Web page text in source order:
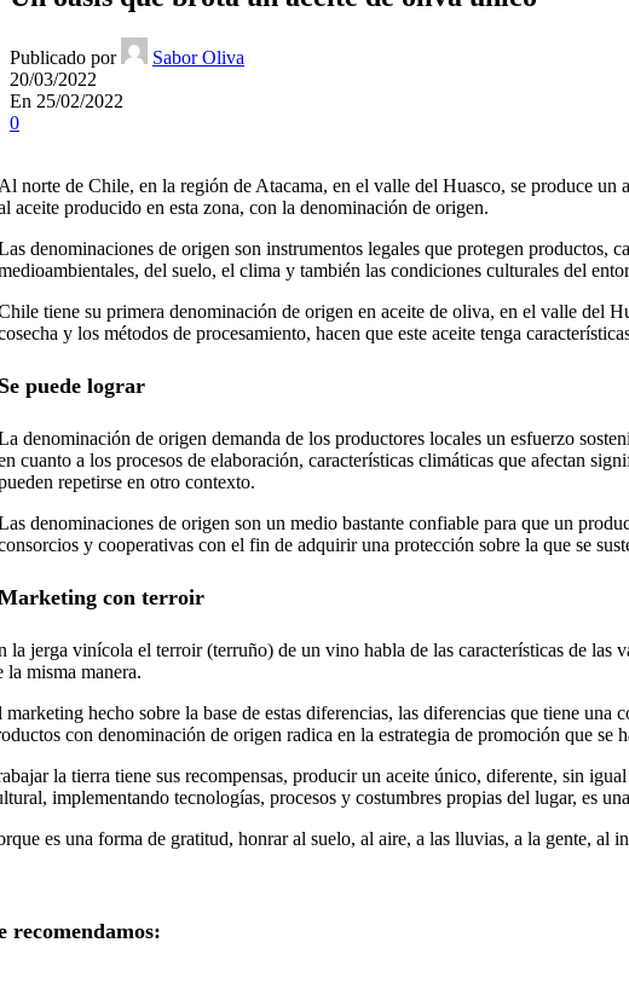
Publicado por
Sabor Oliva
20/03/2022
En 25/02/2022
0
norte de Chile, en la región de Atacama, en el valle del Huasco, se produce
aceite producido en esta zona, con la denominación de origen.
denominaciones de origen son instrumentos legales que protegen productos,
del suelo, el clima y también las condiciones culturales del
tiene su primera denominación de origen en aceite de oliva, en el valle del
y los métodos de procesamiento, hacen que este aceite tenga
puede lograr
denominación de origen demanda de los productores locales un esfuerzo
cuanto a los procesos de elaboración, características climáticas que afectan
repetirse en otro contexto.
denominaciones de origen son un medio bastante confiable para que un
y cooperativas con el fin de adquirir una protección sobre la que se
con terroir
la jerga vinícola el terroir (terruño) de un vino habla de las características de las
la misma manera.
marketing hecho sobre la base de estas diferencias, las diferencias que tiene
con denominación de origen radica en la estrategia de promoción que se
la tierra tiene sus recompensas, producir un aceite único, diferente, sin
implementando tecnologías, procesos y costumbres propias del lugar, es
es una forma de gratitud, honrar al suelo, al aire, a las lluvias, a la gente,
recomendamos: